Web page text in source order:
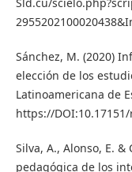
Sld.cu/
Sánchez, M. (2020)
elección de los
Latinoamericana de
https://
Silva, A., Alonso, E. &
pedagógica de los